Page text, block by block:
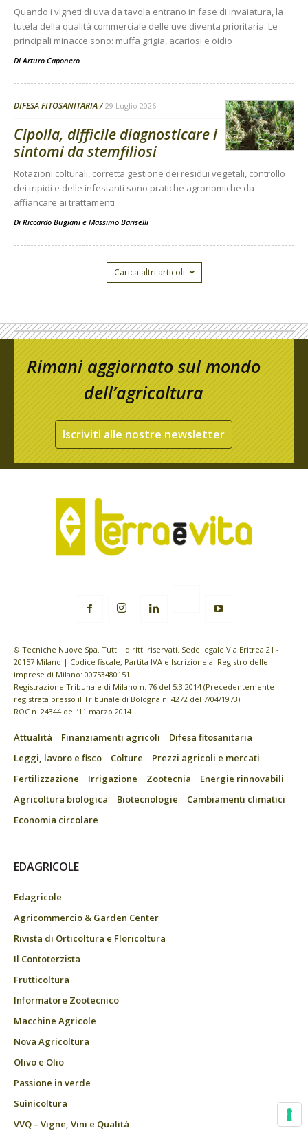
Quando i vigneti di uva da tavola entrano in fase di invaiatura, la
tutela della qualità commerciale delle uve diventa prioritaria. Le
principali minacce sono: muffa grigia, acariosi e oidio
Di Arturo Caponero
DIFESA FITOSANITARIA 29 Luglio 2026
Cipolla, difficile diagnosticare i
sintomi da stemfiliosi
Rotazioni colturali, corretta gestione dei residui vegetali, controllo
dei tripidi e delle infestanti sono pratiche agronomiche da
affiancare ai trattamenti
Di Riccardo Bugiani e Massimo Bariselli
Carica altri articoli
Rimani aggiornato sul mondo
dell’agricoltura
Iscriviti alle nostre newsletter
© Tecniche Nuove Spa. Tutti i diritti riservati. Sede legale Via Eritrea 21 -
20157 Milano | Codice fiscale, Partita IVA e Iscrizione al Registro delle
imprese di Milano: 00753480151
Registrazione Tribunale di Milano n. 76 del 5.3.2014 (Precedentemente
registrata presso il Tribunale di Bologna n. 4272 del 7/04/1973)
ROC n. 24344 dell’11 marzo 2014
Attualità Finanziamenti agricoli
Difesa fitosanitaria
Leggi, lavoro e fisco
Colture
Prezzi agricoli e mercati
Fertilizzazione
Irrigazione Zootecnia
Energie rinnovabili
Agricoltura biologica
Biotecnologie
Cambiamenti climatici
Economia circolare
EDAGRICOLE
Edagricole
Agricommercio & Garden Center
Rivista di Orticoltura e Floricoltura
Il Contoterzista
Frutticoltura
Informatore Zootecnico
Macchine Agricole
Nova Agricoltura
Olivo e Olio
Passione in verde
Suinicoltura
VVQ – Vigne, Vini e Qualità